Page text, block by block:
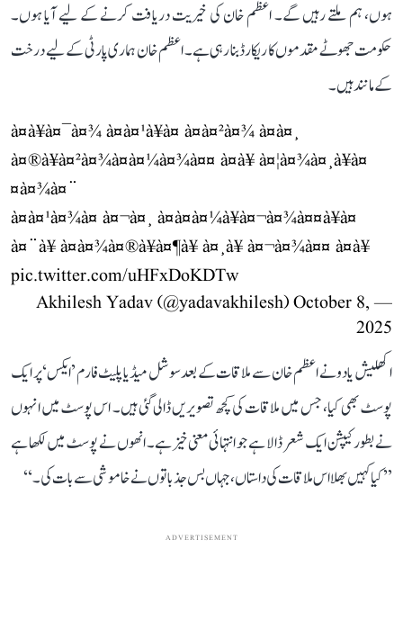
ہوں، ہم ملتے رہیں گے۔ اعظم خان کی خیریت دریافت کرنے کے لیے آیا ہوں۔
حکومت جھوٹے مقدموں کا ریکارڈ بنا رہی ہے۔ اعظم خان ہماری پارٹی کے لیے درخت
کے مانند ہیں۔
à¤à¥à¤¯à¤¾ à¤à¤¹à¥à¤ à¤­à¤²à¤¾ à¤à¤¸
à¤®à¥à¤²à¤¾à¤à¤¼à¤¾à¤¤ à¤à¥ à¤¦à¤¾à¤¸à¥à¤
¤à¤¾à¤¨
à¤à¤¹à¤¾à¤ à¤¬à¤¸ à¤à¤à¤¼à¥à¤¬à¤¾à¤¤à¥à¤
à¤¨à¥ à¤à¤¾à¤®à¥à¤¶à¥ à¤¸à¥ à¤¬à¤¾à¤¤ à¤à¥
pic.twitter.com/uHFxDoKDTw
— Akhilesh Yadav (@yadavakhilesh)
October 8,
2025
اکھلیش یادو نے اعظم خان سے ملاقات کے بعد سوشل میڈیا پلیٹ فارم ’ایکس‘ پر ایک
پوسٹ بھی کیا، جس میں ملاقات کی کچھ تصویریں ڈالی گئی ہیں۔ اس پوسٹ میں انہوں
نے بطور کیپشن ایک شعر ڈالا ہے جو انتہائی معنی خیز ہے۔ انھوں نے پوسٹ میں لکھا ہے
’’کیا کہیں بھلا اس ملاقات کی داستاں، جہاں بس جذباتوں نے خاموشی سے بات کی۔‘‘
ADVERTISEMENT